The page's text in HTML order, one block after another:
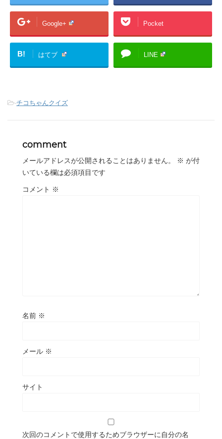
Google+ Pocket
B! はてブ LINE
-チコちゃんクイズ
comment
メールアドレスが公開されることはありません。 ※ が付
いている欄は必須項目です
コメント ※
名前 ※
メール ※
サイト
次回のコメントで使用するためブラウザーに自分の名